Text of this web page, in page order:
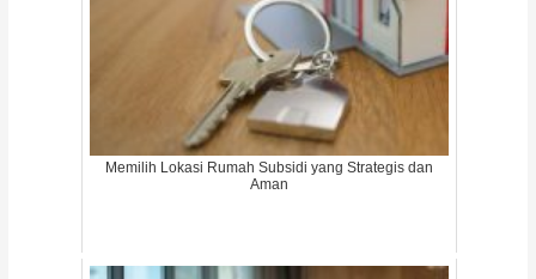
Memilih Lokasi Rumah Subsidi yang Strategis dan
Aman